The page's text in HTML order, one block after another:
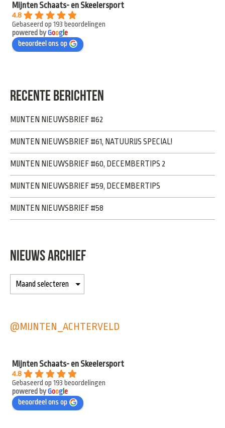
Mijnten Schaats- en Skeelersport
4.8
Gebaseerd op 193 beoordelingen
powered byGooge
beoordeel ons op
RECENTE BERICHTEN
MIJNTEN NIEUWSBRIEF #62
MIJNTEN NIEUWSBRIEF #61, NATUURIJS SPECIAL!
MIJNTEN NIEUWSBRIEF #60, DECEMBERTIPS 2
MIJNTEN NIEUWSBRIEF #59, DECEMBERTIPS
MIJNTEN NIEUWSBRIEF #58
NIEUWS ARCHIEF
@MIJNTEN_ACHTERVELD
Mijnten Schaats- en Skeelersport
4.8
Gebaseerd op 193 beoordelingen
powered byGooge
beoordeel ons op